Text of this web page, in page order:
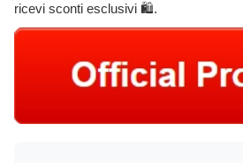
ricevi sconti esclusivi 🛍️.